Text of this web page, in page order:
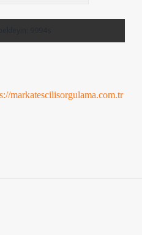
markatescilisorgulama.com.tr